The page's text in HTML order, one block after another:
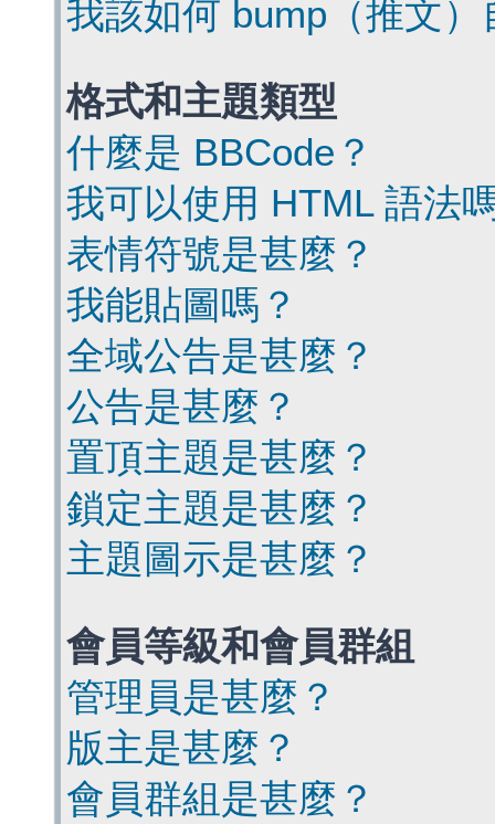
我該如何 bump（推文
格式和主題類型
什麼是 BBCode？
我可以使用 HTML 語法
表情符號是甚麼？
我能貼圖嗎？
全域公告是甚麼？
公告是甚麼？
置頂主題是甚麼？
鎖定主題是甚麼？
主題圖示是甚麼？
會員等級和會員群組
管理員是甚麼？
版主是甚麼？
會員群組是甚麼？